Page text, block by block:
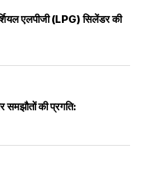
एलपीजी (LPG) सिलेंडर की
समझौतों की प्रगति: